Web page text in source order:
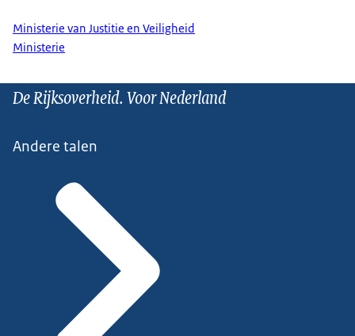
Ministerie van Justitie en Veiligheid
Ministerie
De Rijksoverheid. Voor Nederland
Andere talen